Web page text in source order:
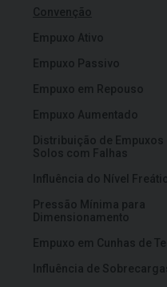
Convenção
Empuxo Ativo
Empuxo Passivo
Empuxo em Repouso
Empuxo Aumentado
Distribuição de Empuxos
Solos com Falhas
Influência do Nível
Pressão Mínima para
Dimensionamento
Empuxo em Cunhas de
Influência de